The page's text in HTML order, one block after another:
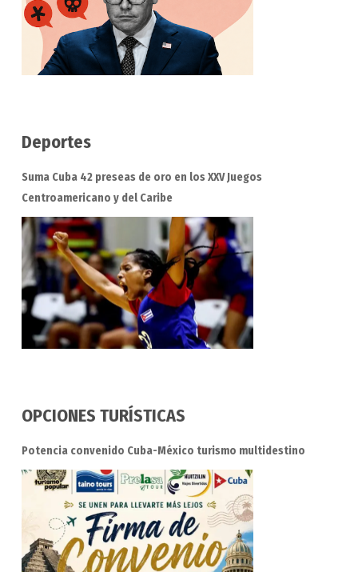
Deportes
Suma Cuba 42 preseas de oro en los XXV Juegos
Centroamericano y del Caribe
OPCIONES TURÍSTICAS
Potencia convenido Cuba-México turismo multidestino